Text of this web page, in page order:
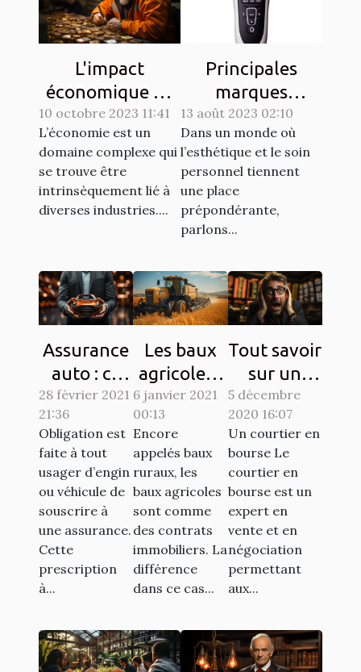
L'impact
économique de
la métallerie
serrurerie à
Vendôme
10 octobre 2023 11:41
L’économie est un
domaine complexe qui
se trouve être
intrinsèquement lié à
diverses industries....
Principales
marques
d'épilateurs
électriques en
2023
13 août 2023 02:10
Dans un monde où
l’esthétique et le soin
personnel tiennent
une place
prépondérante,
parlons...
Assurance
auto : ce
qu’il faut
pour votre
véhicule
de luxe
28 février 2021
21:36
Obligation est
faite à tout
usager d’engin
ou véhicule de
souscrire à
une assurance.
Cette
prescription
à...
Les baux
agricoles :
différents
types et
comment
signer ?
6 janvier 2021
00:13
Encore
appelés baux
ruraux, les
baux agricoles
sont comme
des contrats
immobiliers. La
différence
dans ce cas...
Tout savoir
sur un
courtier en
bourse !
5 décembre
2020 16:07
Un courtier en
bourse Le
courtier en
bourse est un
expert en
vente et en
négociation
permettant
aux...